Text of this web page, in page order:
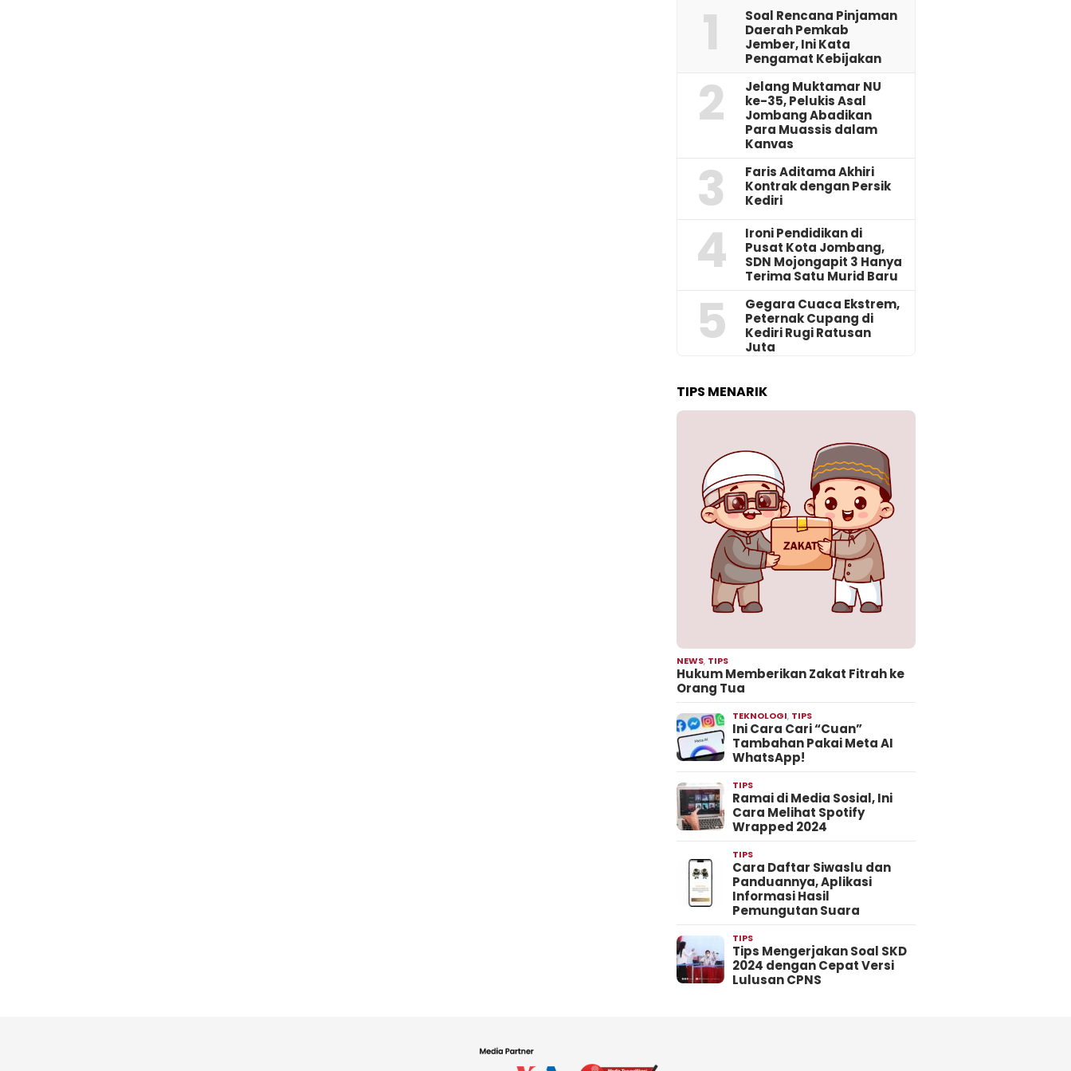
1
‎Soal Rencana Pinjaman
Daerah Pemkab
Jember, Ini Kata
Pengamat Kebijakan ‎
2
Jelang Muktamar NU
ke-35, Pelukis Asal
Jombang Abadikan
Para Muassis dalam
Kanvas
3
Faris Aditama Akhiri
Kontrak dengan Persik
Kediri
4
Ironi Pendidikan di
Pusat Kota Jombang,
SDN Mojongapit 3 Hanya
Terima Satu Murid Baru
5
‎Gegara Cuaca Ekstrem,
Peternak Cupang di
Kediri Rugi Ratusan
Juta
TIPS MENARIK
NEWS, TIPS
Hukum Memberikan Zakat Fitrah ke
Orang Tua
TEKNOLOGI, TIPS
Ini Cara Cari “Cuan”
Tambahan Pakai Meta AI
WhatsApp!
TIPS
Ramai di Media Sosial, Ini
Cara Melihat Spotify
Wrapped 2024
TIPS
Cara Daftar Siwaslu dan
Panduannya, Aplikasi
Informasi Hasil
Pemungutan Suara
TIPS
Tips Mengerjakan Soal SKD
2024 dengan Cepat Versi
Lulusan CPNS